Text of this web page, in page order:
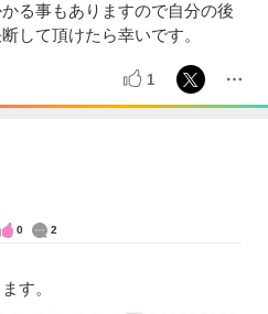
る事もありますので自分の後
して頂けたら幸いです。
1
0 2
す。